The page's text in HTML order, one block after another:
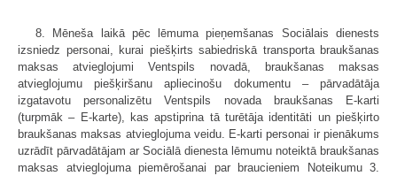
8. Mēneša laikā pēc lēmuma pieņemšanas Sociālais dienests
izsniedz personai, kurai piešķirts sabiedriskā transporta braukšanas
maksas atvieglojumi Ventspils novadā, braukšanas maksas
atvieglojumu piešķiršanu apliecinošu dokumentu – pārvadātāja
izgatavotu personalizētu Ventspils novada braukšanas E-karti
(turpmāk – E-karte), kas apstiprina tā turētāja identitāti un piešķirto
braukšanas maksas atvieglojuma veidu. E-karti personai ir pienākums
uzrādīt pārvadātājam ar Sociālā dienesta lēmumu noteiktā braukšanas
maksas atvieglojuma piemērošanai par braucieniem Noteikumu 3.